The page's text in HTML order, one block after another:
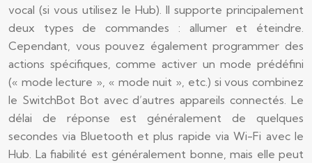
vocal (si vous utilisez le Hub). Il supporte principalement
deux types de commandes : allumer et éteindre.
Cependant, vous pouvez également programmer des
actions spécifiques, comme activer un mode prédéfini
(« mode lecture », « mode nuit », etc.) si vous combinez
le SwitchBot Bot avec d’autres appareils connectés. Le
délai de réponse est généralement de quelques
secondes via Bluetooth et plus rapide via Wi-Fi avec le
Hub. La fiabilité est généralement bonne, mais elle peut